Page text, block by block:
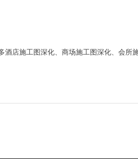
店施工图深化、商场施工图深化、会所